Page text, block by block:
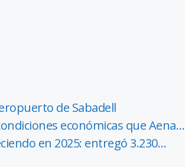
de Sabadell
económicas que Aena…
en 2025: entregó 3.230…